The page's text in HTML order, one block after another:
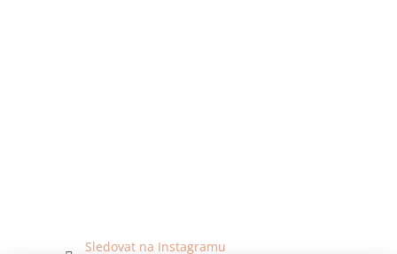
Sledovat na Instagramu